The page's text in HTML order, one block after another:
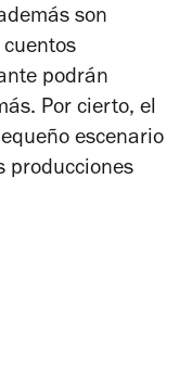
son
podrán
Por cierto, el
escenario
producciones